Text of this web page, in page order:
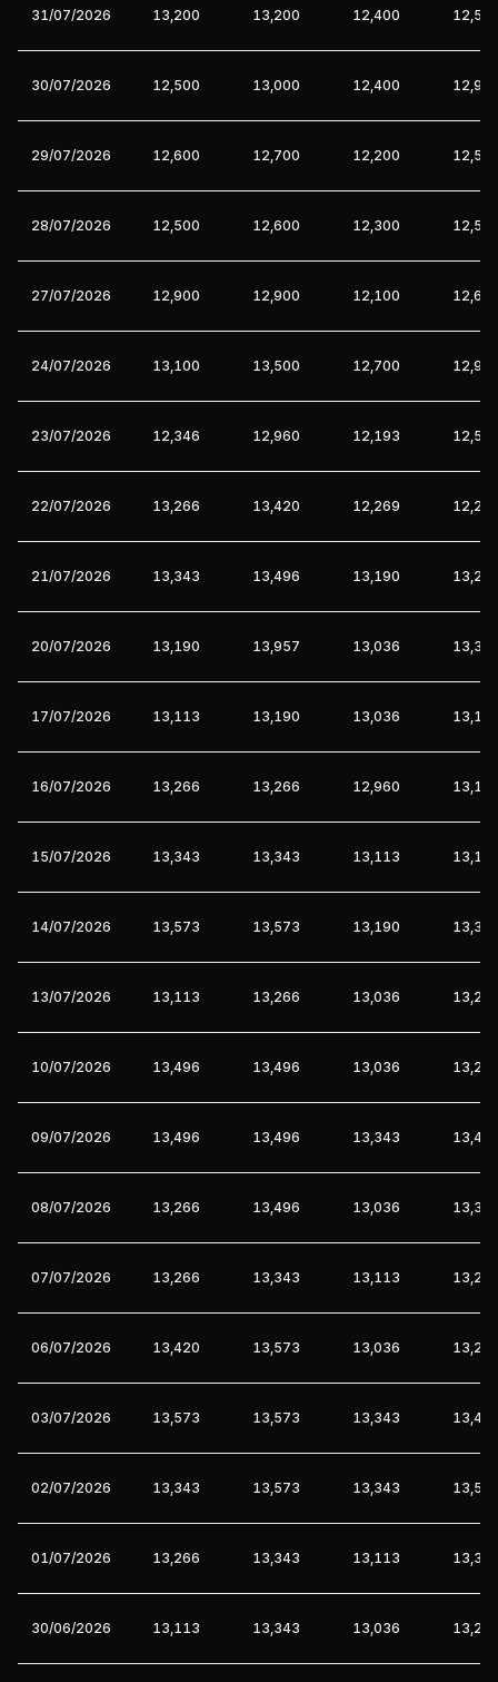
31/07/2026 13,200 13,200 12,400
30/07/2026 12,500 13,000 12,400
29/07/2026 12,600 12,700 12,200
28/07/2026 12,500 12,600 12,300
27/07/2026 12,900 12,900 12,100
24/07/2026 13,100 13,500 12,700
23/07/2026 12,346 12,960 12,193
22/07/2026 13,266 13,420 12,269
21/07/2026 13,343 13,496 13,190
20/07/2026 13,190 13,957 13,036
17/07/2026 13,113 13,190 13,036
16/07/2026 13,266 13,266 12,960
15/07/2026 13,343 13,343 13,113
14/07/2026 13,573 13,573 13,190
13/07/2026 13,113 13,266 13,036
10/07/2026 13,496 13,496 13,036
09/07/2026 13,496 13,496 13,343
08/07/2026 13,266 13,496 13,036
07/07/2026 13,266 13,343 13,113
06/07/2026 13,420 13,573 13,036
03/07/2026 13,573 13,573 13,343
02/07/2026 13,343 13,573 13,343
01/07/2026 13,266 13,343 13,113
30/06/2026 13,113 13,343 13,036